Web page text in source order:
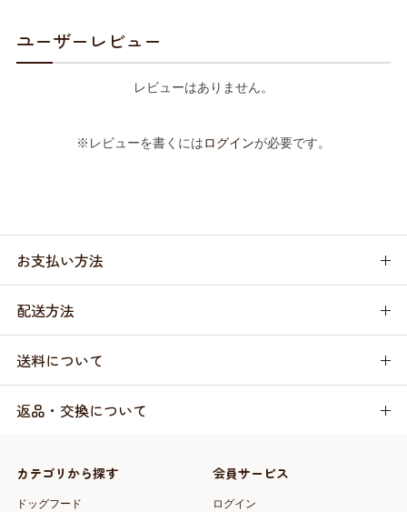
ユーザーレビュー
レビューはありません。
※レビューを書くにはログインが必要です。
お支払い方法
配送方法
送料について
返品・交換について
カテゴリから探す
ドッグフード
会員サービス
ログイン